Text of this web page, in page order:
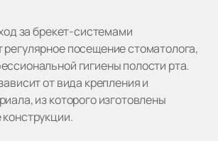
за брекет-системами
посещение стоматолога,
гигиены полости рта.
от вида крепления и
из которого изготовлены